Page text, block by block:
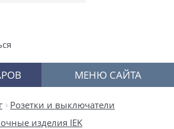
МЕНЮ САЙТА
Розетки и выключатели
изделия IEK